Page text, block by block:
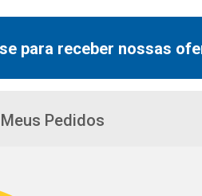
para receber nossas
Meus Pedidos